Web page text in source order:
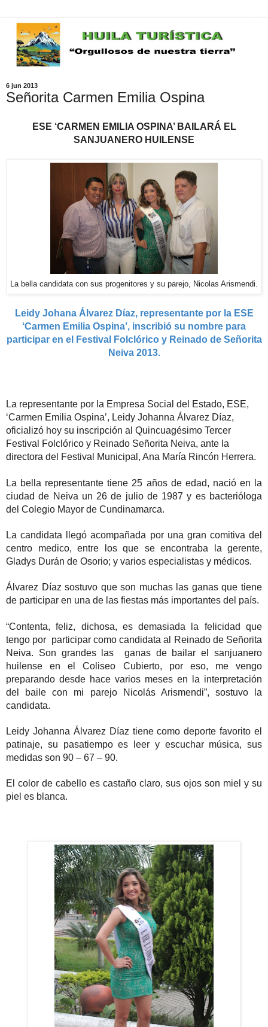
6 jun 2013
Señorita Carmen Emilia Ospina
ESE ‘CARMEN EMILIA OSPINA’ BAILARÁ EL
SANJUANERO HUILENSE
La bella candidata con sus progenitores y su parejo, Nicolas Arismendi.
Leidy Johana Álvarez Díaz,representante por la ESE
‘Carmen Emilia Ospina’, inscribió su nombre para
participar en el Festival Folclórico y Reinado de Señorita
Neiva 2013.
La representante por la Empresa Social del Estado, ESE,
‘Carmen Emilia Ospina’, Leidy Johanna Álvarez Díaz,
oficializó hoy su inscripción al Quincuagésimo Tercer
Festival Folclórico y Reinado Señorita Neiva, ante la
directora del Festival Municipal, Ana María Rincón Herrera.
La bella representante tiene 25 años de edad, nació en la
ciudad de Neiva un 26 de julio de 1987 y es bacterióloga
del Colegio Mayor de Cundinamarca.
La candidata llegó acompañada por una gran comitiva del
centro medico, entre los que se encontraba la gerente,
Gladys Durán de Osorio; y varios especialistas y médicos.
Álvarez Díaz sostuvo que son muchas las ganas que tiene
de participar en una de las fiestas más importantes del país.
“Contenta, feliz, dichosa, es demasiada la felicidad que
tengo por participar como candidata al Reinado de Señorita
Neiva. Son grandes las
ganas de bailar el sanjuanero
huilense en el Coliseo Cubierto, por eso, me vengo
preparando desde hace varios meses en la interpretación
del baile con mi parejo Nicolás Arismendi”, sostuvo la
candidata.
Leidy Johanna Álvarez Díaz tiene como deporte favorito el
patinaje, su pasatiempo es leer y escuchar música, sus
medidas son 90 – 67 – 90.
El color de cabello es castaño claro, sus ojos son miel y su
piel es blanca.